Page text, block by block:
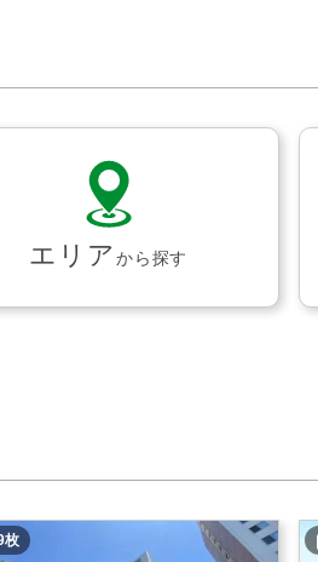
エリアから探す
枚